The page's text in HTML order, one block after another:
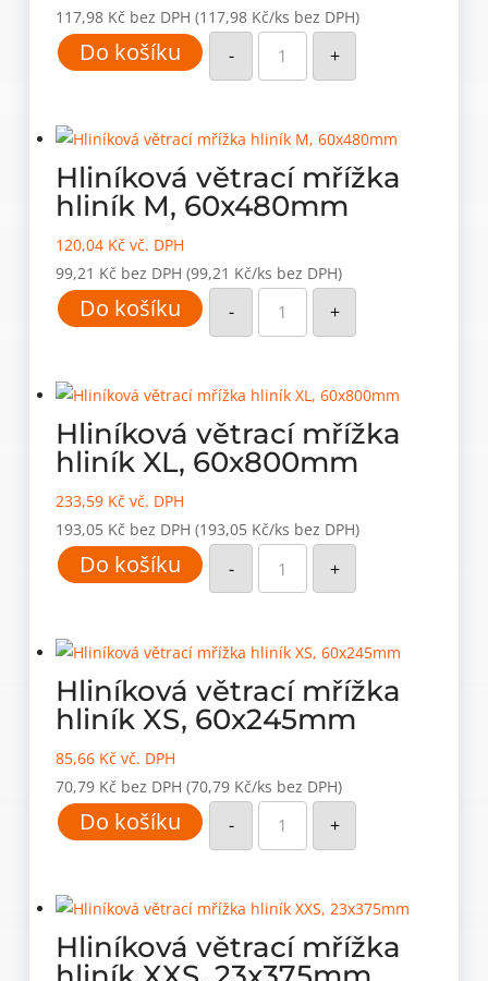
117,98 Kč bez DPH (117,98 Kč/ks bez DPH)
Do košíku -
Hliníková
větrací
mřížka
hliník
množství
+
Hliníková větrací mřížka
hliník M, 60x480mm
120,04 Kč vč. DPH
99,21 Kč bez DPH (99,21 Kč/ks bez DPH)
Do košíku -
Hliníková
větrací
mřížka
hliník
množství
+
Hliníková větrací mřížka
hliník XL, 60x800mm
233,59 Kč vč. DPH
193,05 Kč bez DPH (193,05 Kč/ks bez DPH)
Do košíku -
Hliníková
větrací
mřížka
hliník
množství
+
Hliníková větrací mřížka
hliník XS, 60x245mm
85,66 Kč vč. DPH
70,79 Kč bez DPH (70,79 Kč/ks bez DPH)
Do košíku -
Hliníková
větrací
mřížka
hliník
množství
+
Hliníková větrací mřížka